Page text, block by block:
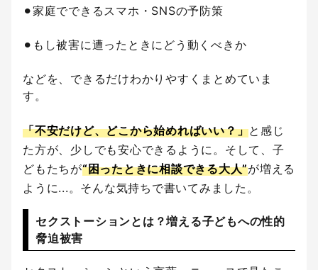
⚫︎家庭でできるスマホ・SNSの予防策
⚫︎もし被害に遭ったときにどう動くべきか
などを、できるだけわかりやすくまとめていま
す。
「不安だけど、どこから始めればいい？」と感じ
た方が、少しでも安心できるように。そして、子
どもたちが“困ったときに相談できる大人”が増える
ように...。そんな気持ちで書いてみました。
セクストーションとは？増える子どもへの性的
脅迫被害